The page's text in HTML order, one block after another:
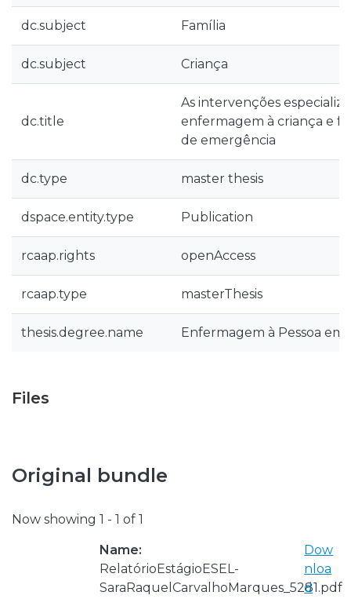
dc.subject Família
dc.subject Criança
dc.title
As intervenções
enfermagem à criança e
de emergência
dc.type master thesis
dspace.entity.type Publication
rcaap.rights openAccess
rcaap.type masterThesis
thesis.degree.name Enfermagem à Pessoa em
Files
Original bundle
Now showing 1 - 1 of 1
Name:
RelatórioEstágioESEL-
SaraRaquelCarvalhoMarques_5281.pdf
Dow
nloa
d